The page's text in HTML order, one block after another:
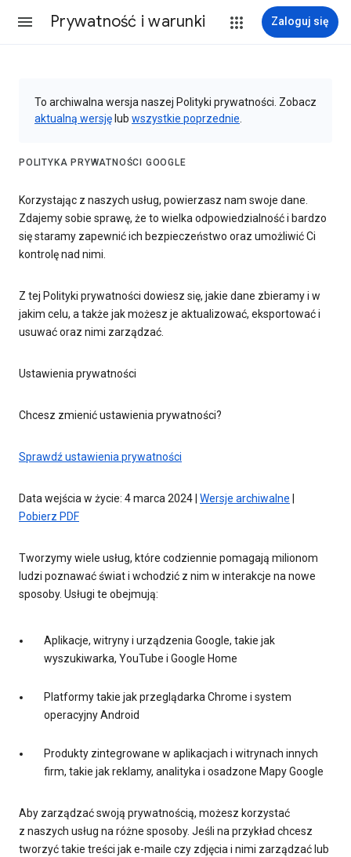
Prywatność i warunki Zaloguj się
To archiwalna wersja naszej Polityki prywatności. Zobacz
aktualną wersję lub wszystkie poprzednie
POLITYKA PRYWATNOŚCI GOOGLE
Korzystając z naszych usług, powierzasz nam swoje dane.
Zdajemy sobie sprawę, że to wielka odpowiedzialność i bardzo
się staramy zapewnić ich bezpieczeństwo oraz umożliwić Ci
kontrolę nad nimi.
Z tej Polityki prywatności dowiesz się, jakie dane zbieramy i w
jakim celu, a także jak możesz je aktualizować, eksportować i
usuwać oraz nimi zarządzać.
Ustawienia prywatności
Chcesz zmienić ustawienia prywatności?
Sprawdź ustawienia prywatności
Data wejścia w życie: 4 marca 2024 | Wersje archiwalne
Pobierz PDF
Tworzymy wiele usług, które codziennie pomagają milionom
ludzi poznawać świat i wchodzić z nim w interakcje na nowe
sposoby. Usługi te obejmują:
Aplikacje, witryny i urządzenia Google, takie jak
wyszukiwarka, YouTube i Google Home
Platformy takie jak przeglądarka Chrome i system
operacyjny Android
Produkty zintegrowane w aplikacjach i witrynach innych
firm, takie jak reklamy, analityka i osadzone Mapy Google
Aby zarządzać swoją prywatnością, możesz korzystać
z naszych usług na różne sposoby. Jeśli na przykład chcesz
tworzyć takie treści jak e-maile czy zdjęcia i nimi zarządzać lub